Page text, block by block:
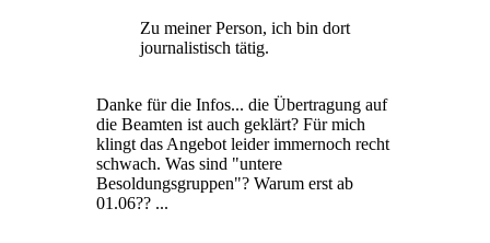
Zu meiner Person, ich bin dort
journalistisch tätig.
Danke für die Infos... die Übertragung auf
die Beamten ist auch geklärt? Für mich
klingt das Angebot leider immernoch recht
schwach. Was sind "untere
Besoldungsgruppen"? Warum erst ab
01.06?? ...